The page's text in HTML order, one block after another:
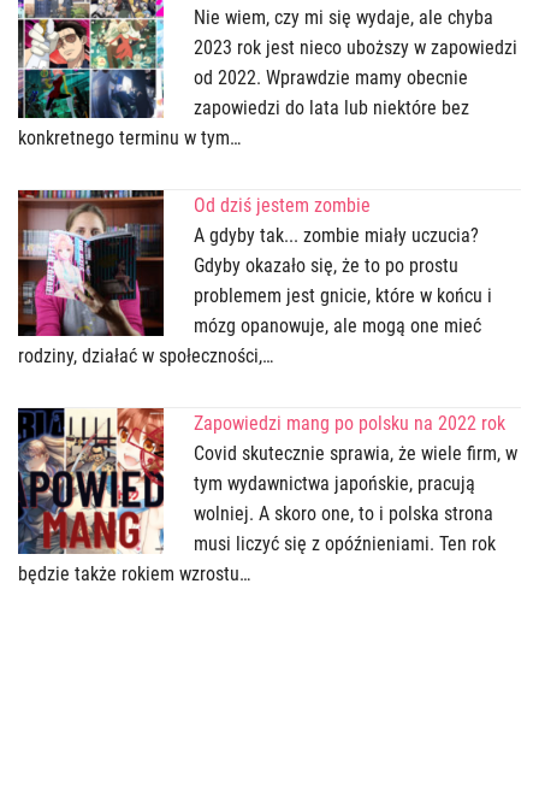
Nie wiem, czy mi się wydaje, ale chyba
2023 rok jest nieco uboższy w zapowiedzi
od 2022. Wprawdzie mamy obecnie
zapowiedzi do lata lub niektóre bez
konkretnego terminu w tym…
Od dziś jestem zombie
A gdyby tak... zombie miały uczucia?
Gdyby okazało się, że to po prostu
problemem jest gnicie, które w końcu i
mózg opanowuje, ale mogą one mieć
rodziny, działać w społeczności,…
Zapowiedzi mang po polsku na 2022 rok
Covid skutecznie sprawia, że wiele firm, w
tym wydawnictwa japońskie, pracują
wolniej. A skoro one, to i polska strona
musi liczyć się z opóźnieniami. Ten rok
będzie także rokiem wzrostu…